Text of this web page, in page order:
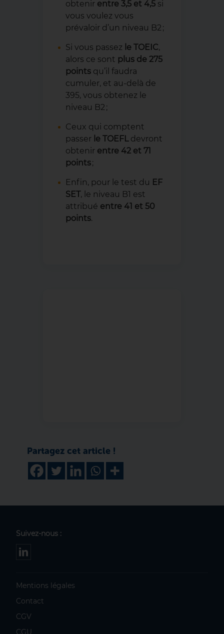
obtenir entre 3,5 et 4,5 si
vous voulez vous
prévaloir d’un niveau B2 ;
Si vous passez le TOEIC,
alors ce sont plus de 275
points qu’il faudra
cumuler, et au-delà de
395, vous obtenez le
niveau B2 ;
Ceux qui comptent
passer le TOEFLdevront
obtenir entre 42 et 71
points;
Enfin, pour le test du EF
SET, le niveau B1 est
attribué entre 41 et 50
points.
Mentions légales
Contact
CGV
CGU
Suivez-nous :